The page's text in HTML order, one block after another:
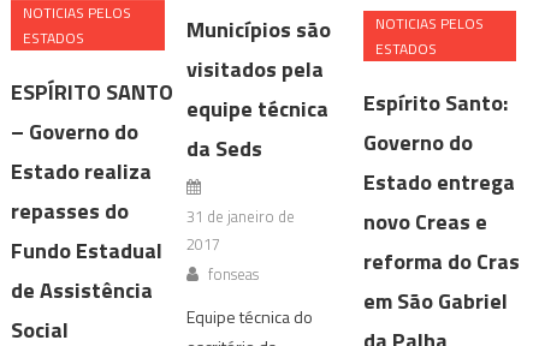
NOTICIAS PELOS
ESTADOS
ESPÍRITO SANTO
– Governo do
Estado realiza
repasses do
Fundo Estadual
de Assistência
Social
Municípios são
visitados pela
equipe técnica
da Seds
31 de janeiro de
2017
fonseas
Equipe técnica do
NOTICIAS PELOS
ESTADOS
Espírito Santo:
Governo do
Estado entrega
novo Creas e
reforma do Cras
em São Gabriel